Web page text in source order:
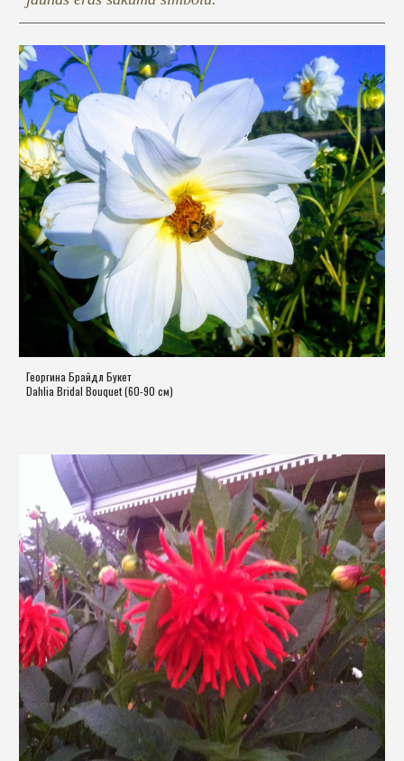
Георгина Брайдл Букет
Dahlia Bridal Bouquet (60-90 см)